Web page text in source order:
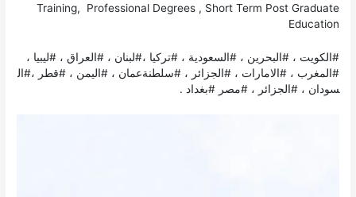
Training, Professional Degrees , Short Term Post Graduate
Education
#الكويت ، #البحرين ، #السعودية ، #تركيا ،#لبنان ، #العراق ، #ليبيا ،
#المغرب ، #الامارات ، #الجزائر ، #سلطنةعمان ، #اليمن ، #قطر ،#ال
سودان ، #الجزائر ، #مصر #بغداد .